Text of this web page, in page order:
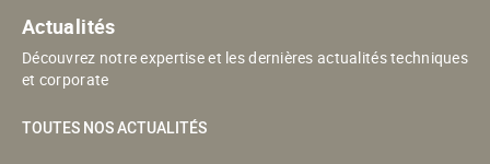
Actualités
Découvrez notre expertise et les dernières actualités techniques
et corporate
TOUTES NOS ACTUALITÉS